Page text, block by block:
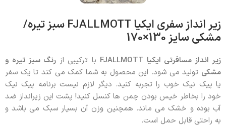
زیر انداز سفری ایکیا FJALLMOTT سبز تیره/
مشکی سایز 130×170
زیر انداز مسافرتی ایکیا FJALLMOTT با ترکیبی از رنگ سبز تیره و
مشکی تولید می شود. این محصول به شما کمک می کند تا یک سفر
یا پیک نیک خوب را تجربه کنید. دیگر لازم نیست برنامه پیک نیک
خود را بخاطر خیس بودن چمن ها کنسل کنید! پشت این زیرانداز ضد
آب بوده و خشک می ماند. همچنین وزن آن بسیار سبک می باشد و
به راحتی قابل حمل است.